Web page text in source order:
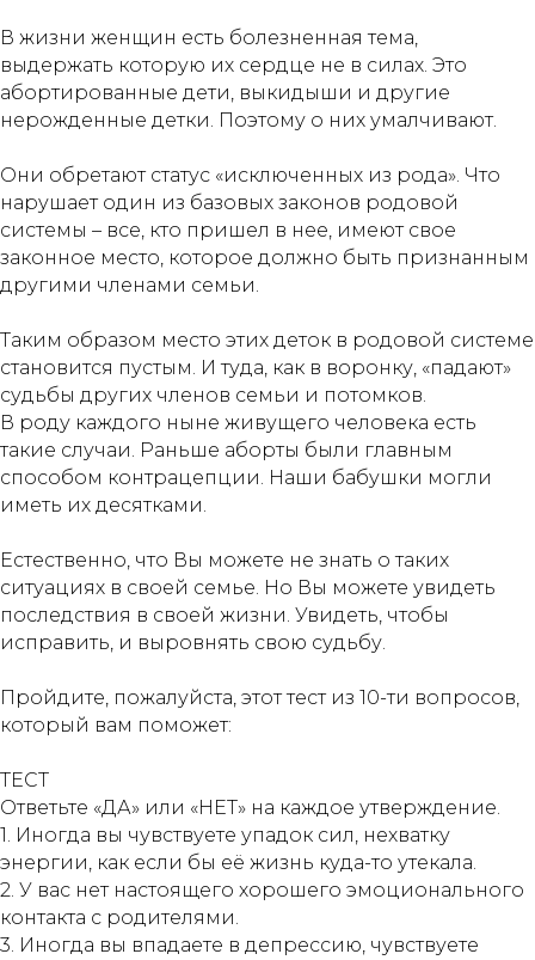
В жизни женщин есть болезненная тема,
выдержать которую их сердце не в силах. Это
абортированные дети, выкидыши и другие
нерожденные детки. Поэтому о них умалчивают.
Они обретают статус «исключенных из рода». Что
нарушает один из базовых законов родовой
системы – все, кто пришел в нее, имеют свое
законное место, которое должно быть признанным
другими членами семьи.
Таким образом место этих деток в родовой системе
становится пустым. И туда, как в воронку, «падают»
судьбы других членов семьи и потомков.
В роду каждого ныне живущего человека есть
такие случаи. Раньше аборты были главным
способом контрацепции. Наши бабушки могли
иметь их десятками.
Естественно, что Вы можете не знать о таких
ситуациях в своей семье. Но Вы можете увидеть
последствия в своей жизни. Увидеть, чтобы
исправить, и выровнять свою судьбу.
Пройдите, пожалуйста, этот тест из 10-ти вопросов,
который вам поможет:
ТЕСТ
Ответьте «ДА» или «НЕТ» на каждое утверждение.
1. Иногда вы чувствуете упадок сил, нехватку
энергии, как если бы её жизнь куда-то утекала.
2. У вас нет настоящего хорошего эмоционального
контакта с родителями.
3. Иногда вы впадаете в депрессию, чувствуете